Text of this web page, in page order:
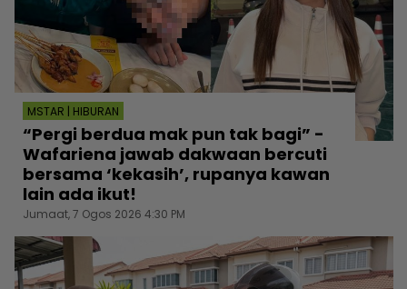
MSTAR | HIBURAN
“Pergi berdua mak pun tak bagi” -
Wafariena jawab dakwaan bercuti
bersama ‘kekasih’, rupanya kawan
lain ada ikut!
Jumaat, 7 Ogos 2026 4:30 PM